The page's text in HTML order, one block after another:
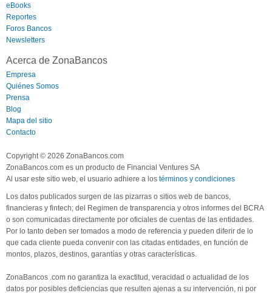
eBooks
Reportes
Foros Bancos
Newsletters
Acerca de ZonaBancos
Empresa
Quiénes Somos
Prensa
Blog
Mapa del sitio
Contacto
Copyright © 2026 ZonaBancos.com
ZonaBancos.com es un producto de Financial Ventures SA
Al usar este sitio web, el usuario adhiere a los términos y condiciones
Los datos publicados surgen de las pizarras o sitios web de bancos,
financieras y fintech; del Regimen de transparencia y otros informes del BCRA
o son comunicadas directamente por oficiales de cuentas de las entidades.
Por lo tanto deben ser tomados a modo de referencia y pueden diferir de lo
que cada cliente pueda convenir con las citadas entidades, en función de
montos, plazos, destinos, garantías y otras características.
ZonaBancos .com no garantiza la exactitud, veracidad o actualidad de los
datos por posibles deficiencias que resulten ajenas a su intervención, ni por